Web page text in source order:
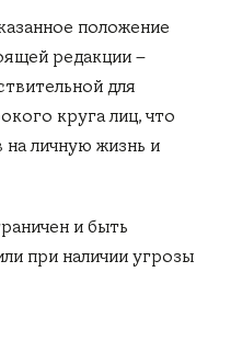
положение
редакции –
для
круга лиц, что
личную жизнь и
и быть
при наличии угрозы